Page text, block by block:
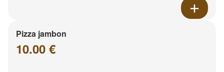
Pizza jambon
10.00 €